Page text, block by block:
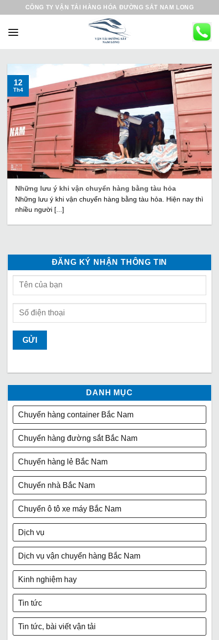
CÔNG TY VẬN TẢI HÀNG HÓA ĐƯỜNG SẮT NAM LONG
Những lưu ý khi vận chuyển hàng bằng tàu hỏa
Những lưu ý khi vận chuyển hàng bằng tàu hỏa. Hiện nay thì
nhiều người [...]
12
Th4
ĐĂNG KÝ NHẬN THÔNG TIN
DANH MỤC
Chuyển hàng container Bắc Nam
Chuyển hàng đường sắt Bắc Nam
Chuyển hàng lẻ Bắc Nam
Chuyển nhà Bắc Nam
Chuyển ô tô xe máy Bắc Nam
Dịch vụ
Dịch vụ vận chuyển hàng Bắc Nam
Kinh nghiệm hay
Tin tức
Tin tức, bài viết vận tải